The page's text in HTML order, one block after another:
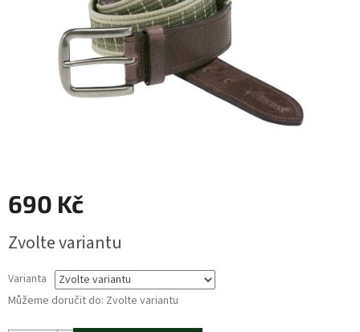
690 Kč
cena:
Zvolte variantu
Varianta
Můžeme doručit do: Zvolte variantu